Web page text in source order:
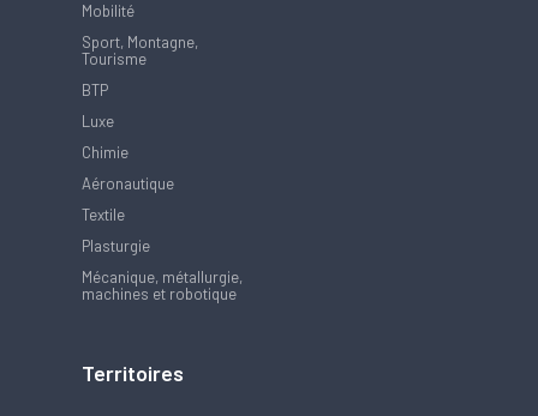
Mobilité
Sport, Montagne,
Tourisme
BTP
Luxe
Chimie
Aéronautique
Textile
Plasturgie
Mécanique, métallurgie,
machines et robotique
Territoires